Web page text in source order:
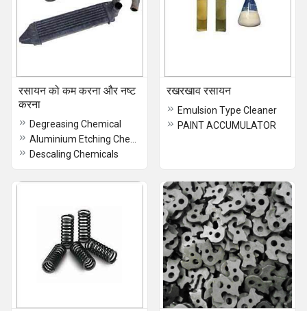
रसायन को कम करना और नष्ट
करना
Degreasing Chemical
Descaling Chemicals
रखरखाव रसायन
Emulsion Type Cleaner
PAINT ACCUMULATOR